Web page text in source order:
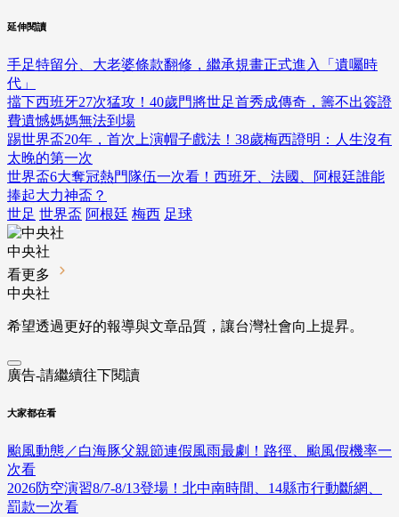
延伸閱讀
手足特留分、大老婆條款翻修，繼承規畫正式進入「遺囑時
代」
擋下西班牙27次猛攻！40歲門將世足首秀成傳奇，籌不出簽證
費遺憾媽媽無法到場
踢世界盃20年，首次上演帽子戲法！38歲梅西證明：人生沒有
太晚的第一次
世界盃6大奪冠熱門隊伍一次看！西班牙、法國、阿根廷誰能
捧起大力神盃？
世足 世界盃 阿根廷 梅西 足球
中央社
看更多
中央社
希望透過更好的報導與文章品質，讓台灣社會向上提昇。
廣告-請繼續往下閱讀
大家都在看
颱風動態／白海豚父親節連假風雨最劇！路徑、颱風假機率一
次看
2026防空演習8/7-8/13登場！北中南時間、14縣市行動斷網、
罰款一次看